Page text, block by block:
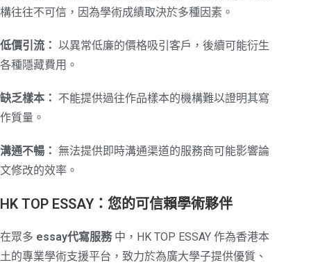
構往往不可信，因為學術成績取決於多種因素。
低價引流： 以異常低廉的價格吸引客戶，後續可能衍生
各種隱藏費用。
缺乏樣本： 不能提供過往作品樣本的機構難以證明其寫
作質量。
溝通不暢： 無法提供即時溝通渠道的服務商可能影響論
文修改的效率。
HK TOP ESSAY：您的可信賴學術夥伴
在眾多 essay代寫服務 中，HK TOP ESSAY 作為香港本
土的專業學術支援平台，致力於為廣大學子提供優質、